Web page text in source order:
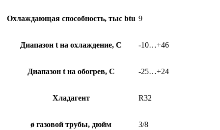
Охлаждающая способность, тыс btu 9
Диапазон t на охлаждение, С -10…+46
Диапазон t на обогрев, С -25…+24
Хладагент R32
ø газовой трубы, дюйм 3/8